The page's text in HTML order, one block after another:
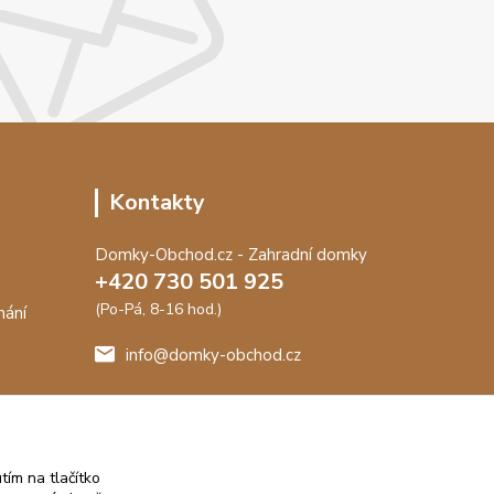
Kontakty
Domky-Obchod.cz - Zahradní domky
+420 730 501 925
(Po-Pá, 8-16 hod.)
info@domky-obchod.cz
na tlačítko